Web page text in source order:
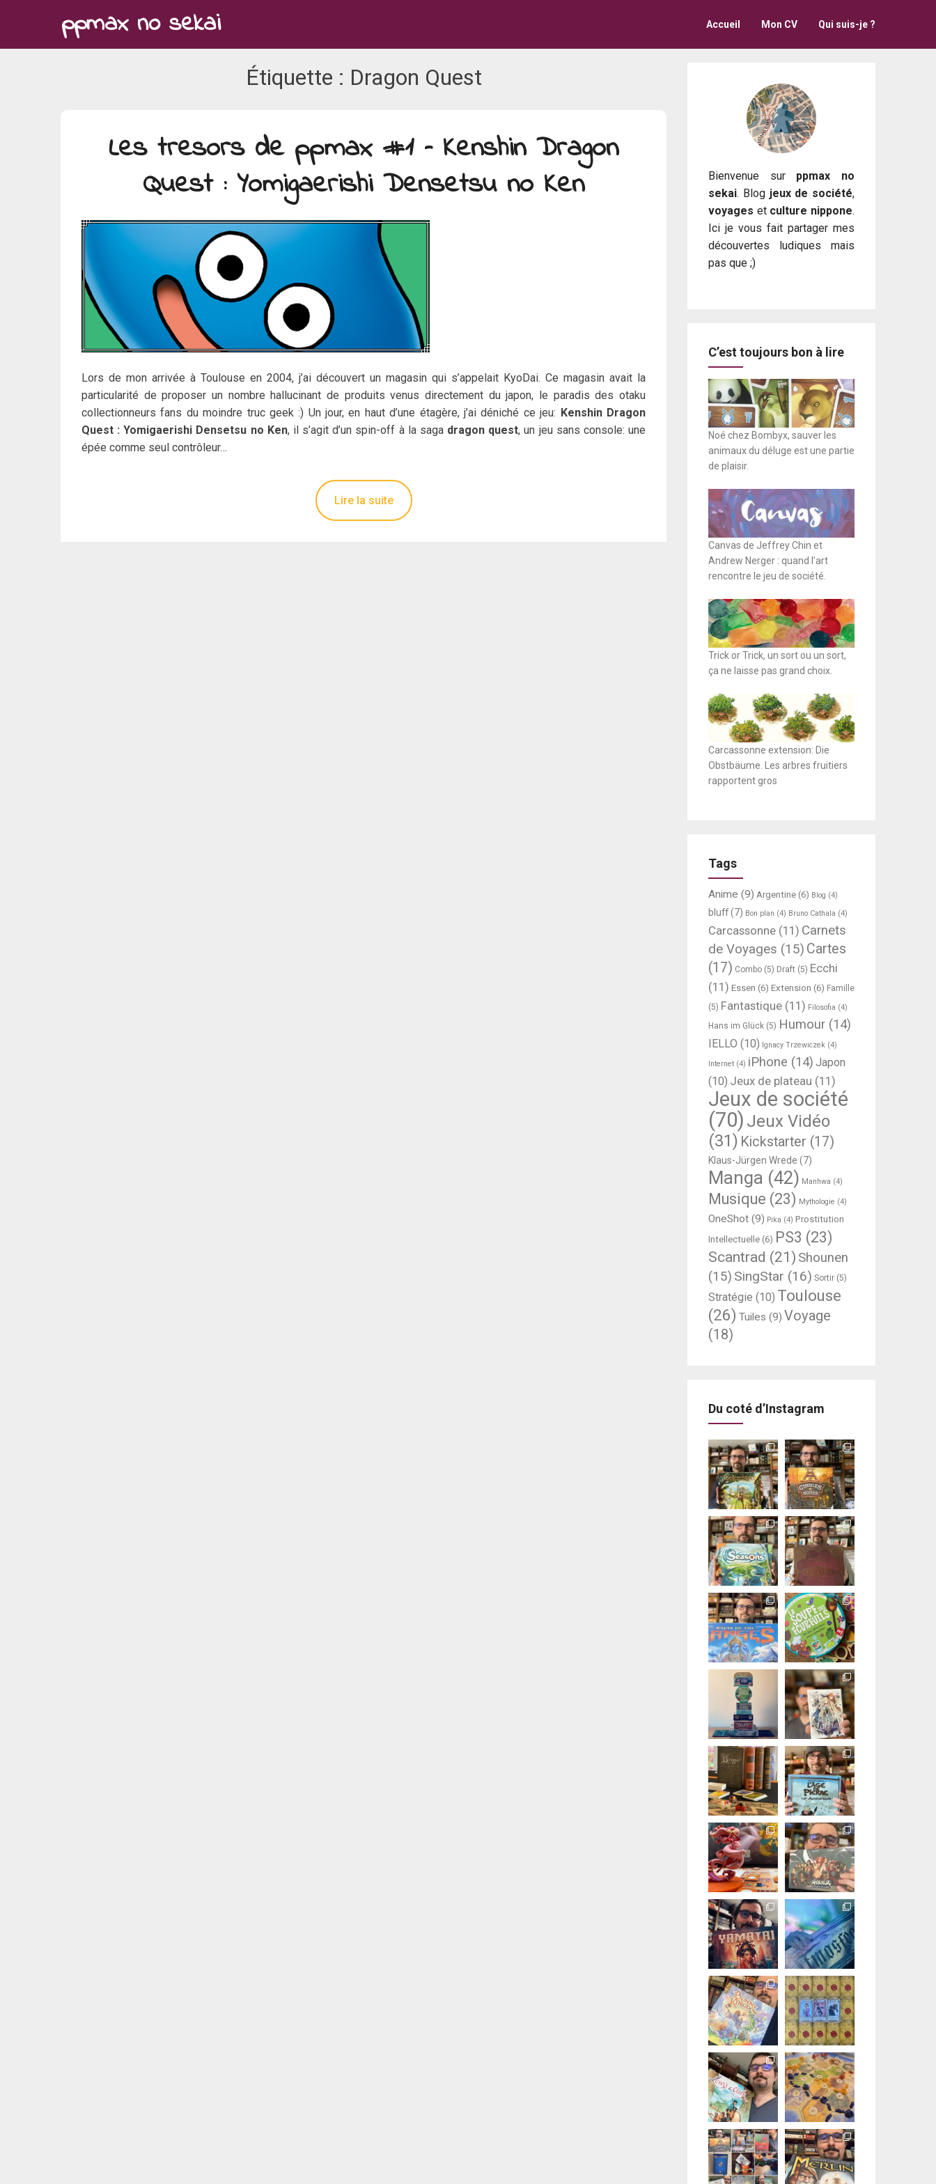
ppmax no sekai Accueil Mon CV Qui suis-je ?
Étiquette : Dragon Quest
Les tresors de ppmax #1 – Kenshin Dragon
Quest : Yomigaerishi Densetsu no Ken
Lors de mon arrivée à Toulouse en 2004, j’ai découvert un magasin qui s’appelait KyoDai. Ce magasin avait la
particularité de proposer un nombre hallucinant de produits venus directement du japon, le paradis des otaku
collectionneurs fans du moindre truc geek :) Un jour, en haut d’une étagère, j’ai déniché ce jeu: Kenshin Dragon
Quest : Yomigaerishi Densetsu no Ken, il s’agit d’un spin-off à la sagadragon quest, un jeu sans console: une
épée comme seul contrôleur…
Lire la suite
Bienvenue sur ppmax no
sekai. Blog jeux de société,
voyages et culture nippone.
Ici je vous fait partager mes
découvertes ludiques mais
pas que ;)
C’est toujours bon à lire
Noé chez Bombyx, sauver les
animaux du déluge est une partie
de plaisir.
Canvas de Jeffrey Chin et
Andrew Nerger : quand l’art
rencontre le jeu de société.
Trick or Trick, un sort ou un sort,
ça ne laisse pas grand choix.
Carcassonne extension: Die
Obstbäume. Les arbres fruitiers
rapportent gros
Tags
Anime (9) Argentine (6) Blog (4)
bluff(7) Bon plan (4) Bruno Cathala (4)
Carcassonne (11) Carnets
de Voyages (15) Cartes
(17) Combo (5) Draft (5) Ecchi
(11) Essen (6) Extension (6) Famille
(5) Fantastique (11) Filosofia (4)
Hans im Glück (5) Humour (14)
IELLO (10) Ignacy Trzewiczek (4)
Internet (4) iPhone (14) Japon
(10) Jeux de plateau (11)
Jeux de société
(70) Jeux Vidéo
(31) Kickstarter (17)
Klaus-Jürgen Wrede (7)
Manga (42) Manhwa (4)
Musique (23) Mythologie (4)
OneShot (9) Pika (4) Prostitution
Intellectuelle (6) PS3 (23)
Scantrad (21) Shounen
(15) SingStar (16) Sortir (5)
Stratégie (10) Toulouse
(26) Tuiles (9) Voyage
(18)
Du coté d’Instagram